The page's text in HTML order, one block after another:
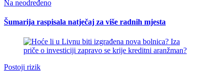
Na neodređeno
Šumarija raspisala natječaj za više radnih mjesta
Postoji rizik